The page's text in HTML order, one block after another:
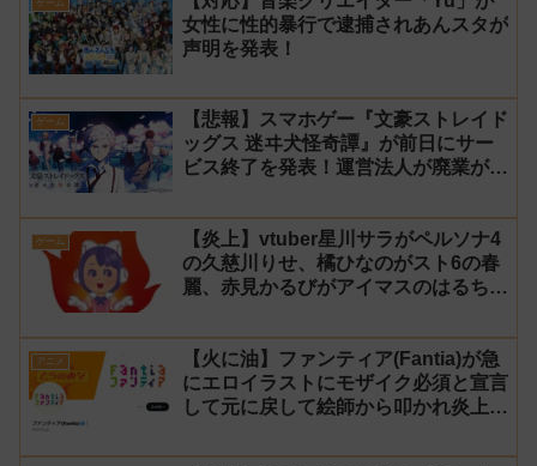
ゲーム
女性に性的暴行で逮捕されあんスタが
声明を発表！
ゲーム
【悲報】スマホゲー『文豪ストレイド
ッグス 迷ヰ犬怪奇譚』が前日にサー
ビス終了を発表！運営法人が廃業が原
ゲーム
【炎上】vtuber星川サラがペルソナ4
の久慈川りせ、橘ひなのがスト6の春
麗、赤見かるびがアイマスのはるちは
アニメ
【火に油】ファンティア(Fantia)が急
にエロイラストにモザイク必須と宣言
して元に戻して絵師から叩かれ炎上し